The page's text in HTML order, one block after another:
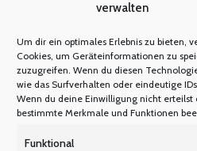
verwalten
Um dir ein optimales Erlebnis zu bieten,
Cookies, um Geräteinformationen zu
zuzugreifen. Wenn du diesen
wie das Surfverhalten oder eindeutige
Wenn du deine Einwilligung nicht erteilst
bestimmte Merkmale und Funktionen
Funktional
Mastercard
Warum Mitglied werden?
Mitgliedsbeitrag
Mitglied werden